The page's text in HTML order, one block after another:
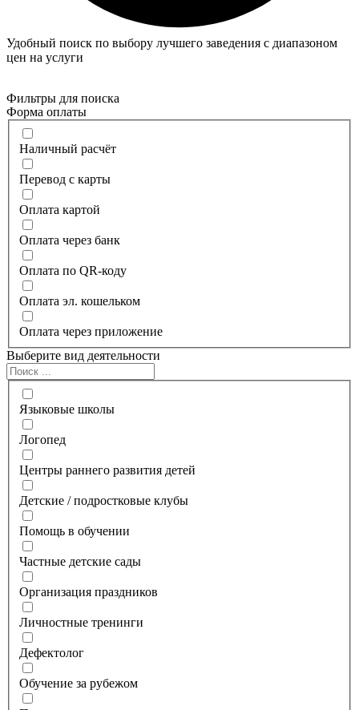
Удобный поиск по выбору лучшего заведения с диапазоном
цен на услуги
Фильтры для поиска
Форма оплаты
Наличный расчёт
Перевод с карты
Оплата картой
Оплата через банк
Оплата по QR-коду
Оплата эл. кошельком
Оплата через приложение
Выберите вид деятельности
Языковые школы
Логопед
Центры раннего развития детей
Детские / подростковые клубы
Помощь в обучении
Частные детские сады
Организация праздников
Личностные тренинги
Дефектолог
Обучение за рубежом